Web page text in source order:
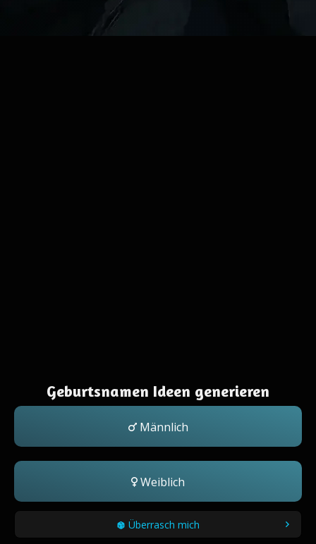
Geburtsnamen Ideen generieren
Männlich
Weiblich
Überrasch mich